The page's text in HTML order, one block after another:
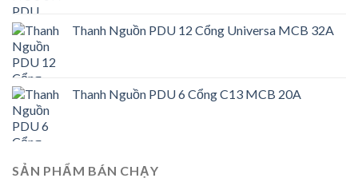
Thanh Nguồn PDU 12 Cổng Universa MCB 32A
Thanh Nguồn PDU 6 Cổng C13 MCB 20A
SẢN PHẨM BÁN CHẠY